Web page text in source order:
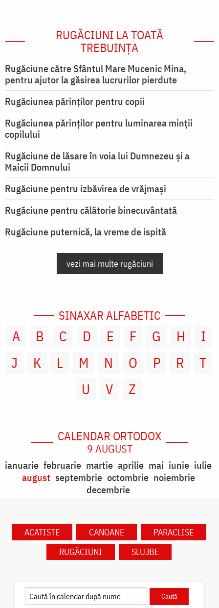
RUGĂCIUNI LA TOATĂ
TREBUINȚA
Rugăciune către Sfântul Mare Mucenic Mina,
pentru ajutor la găsirea lucrurilor pierdute
Rugăciunea părinților pentru copii
Rugăciunea părinților pentru luminarea minţii
copilului
Rugăciune de lăsare în voia lui Dumnezeu şi a
Maicii Domnului
Rugăciune pentru izbăvirea de vrăjmași
Rugăciune pentru călătorie binecuvântată
Rugăciune puternică, la vreme de ispită
vezi mai multe rugăciuni
SINAXAR ALFABETIC
A B C D E F G H
I
J
K L M N O P R
T
U
V Z
CALENDAR ORTODOX
9 AUGUST
ianuarie februarie martie aprilie mai iunie iulie
august septembrie octombrie noiembrie
decembrie
ACATISTE CANOANE
PARACLISE
RUGĂCIUNI
SLUJBE